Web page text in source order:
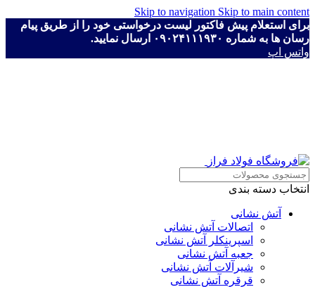
Skip to navigation Skip to main content
برای استعلام پیش فاکتور لیست درخواستی خود را از طریق پیام
رسان ها به شماره ۰۹۰۲۴۱۱۱۹۳۰ ارسال نمایید.
واتس اپ
انتخاب دسته بندی
آتش نشانی
اتصالات آتش نشانی
اسپرینکلر آتش نشانی
جعبه آتش نشانی
شیرآلات آتش نشانی
قرقره آتش نشانی